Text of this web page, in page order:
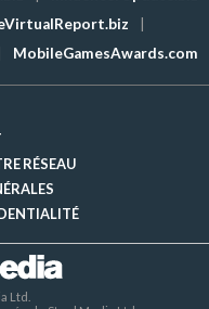
MobileGamesAwards.com
RÉSEAU
Ltd.